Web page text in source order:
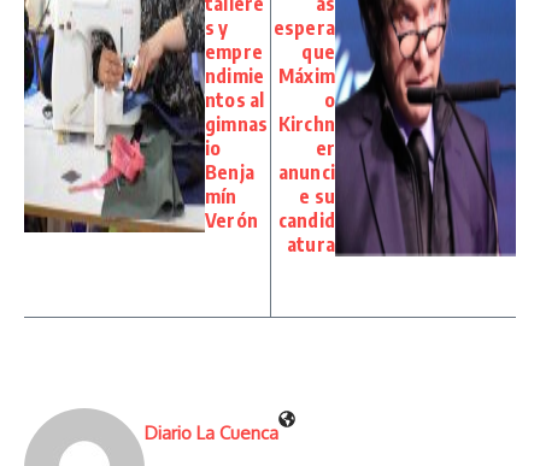
s y
empre
ndimie
ntos al
gimnas
io
Benja
mín
Verón
espera
que
Máxim
o
Kirchn
er
anunci
e su
candid
atura
Diario La Cuenca